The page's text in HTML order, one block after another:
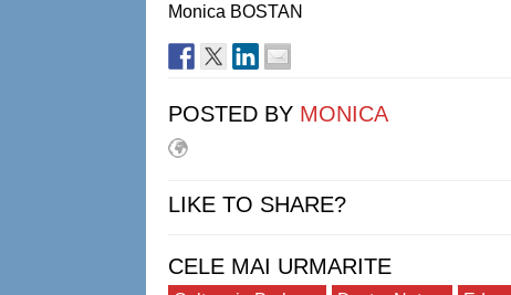
Monica BOSTAN
POSTED BY MONICA
LIKE TO SHARE?
CELE MAI URMARITE